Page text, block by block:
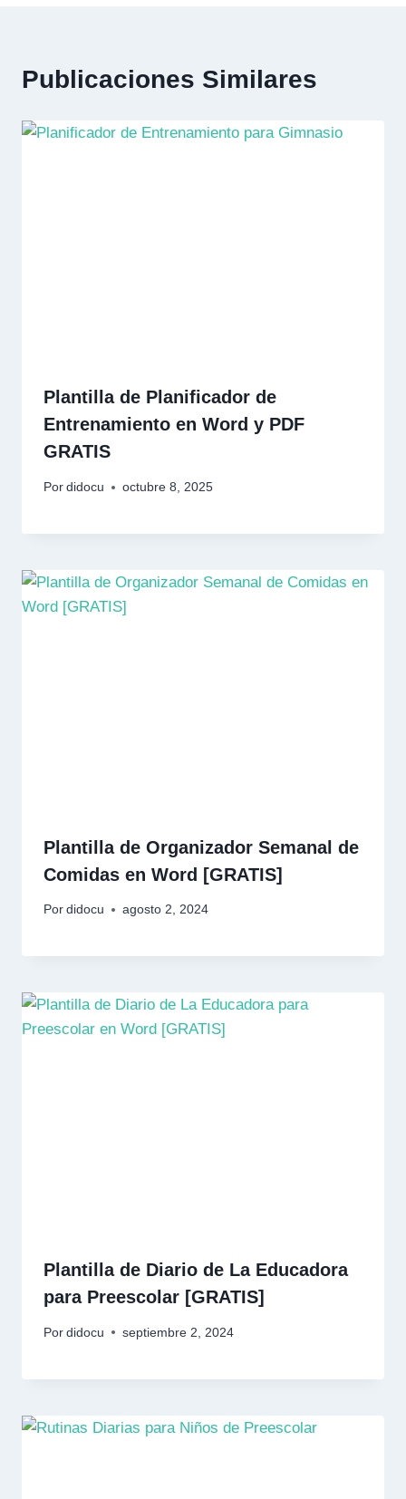
Publicaciones Similares
Plantilla de Planificador de
Entrenamiento en Word y PDF
GRATIS
Por didocu octubre 8, 2025
Plantilla de Organizador Semanal de
Comidas en Word [GRATIS]
Por didocu agosto 2, 2024
Plantilla de Diario de La Educadora
para Preescolar [GRATIS]
Por didocu septiembre 2, 2024